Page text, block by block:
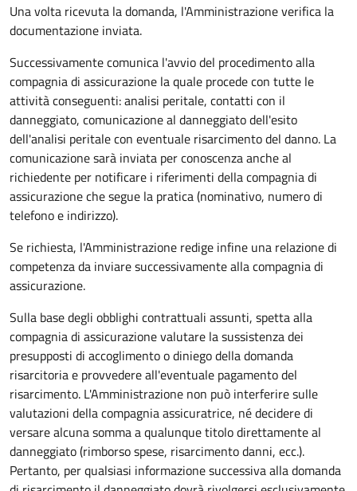
Una volta ricevuta la domanda, l'Amministrazione verifica la
documentazione inviata.
Successivamente comunica l'avvio del procedimento alla
compagnia di assicurazione la quale procede con tutte le
attività conseguenti: analisi peritale, contatti con il
danneggiato, comunicazione al danneggiato dell'esito
dell'analisi peritale con eventuale risarcimento del danno. La
comunicazione sarà inviata per conoscenza anche al
richiedente per notificare i riferimenti della compagnia di
assicurazione che segue la pratica (nominativo, numero di
telefono e indirizzo).
Se richiesta, l'Amministrazione redige infine una relazione di
competenza da inviare successivamente alla compagnia di
assicurazione.
Sulla base degli obblighi contrattuali assunti, spetta alla
compagnia di assicurazione valutare la sussistenza dei
presupposti di accoglimento o diniego della domanda
risarcitoria e provvedere all'eventuale pagamento del
risarcimento. L'Amministrazione non può interferire sulle
valutazioni della compagnia assicuratrice, né decidere di
versare alcuna somma a qualunque titolo direttamente al
danneggiato (rimborso spese, risarcimento danni, ecc.).
Pertanto, per qualsiasi informazione successiva alla domanda